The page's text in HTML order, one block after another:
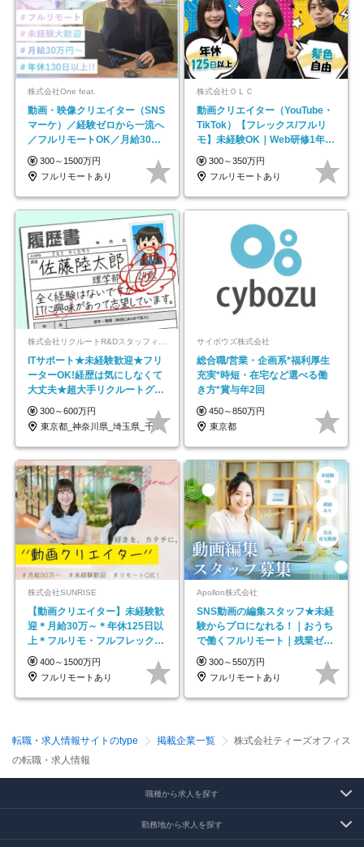
株式会社One feat.
動画・映像クリエイター（SNS
マーケ）／経験ゼロから一流へ
／フルリモートOK／月給30万
円～／年休130日以上
300～1500万円
フルリモートあり
株式会社ＯＬＣ
動画クリエイター（YouTube・
TikTok）【フレックス/フルリ
モ】未経験OK｜Web研修1年間
｜副業OK
300～350万円
フルリモートあり
株式会社リクルートR&Dスタッフィング【リクルートグループ】
ITサポート★未経験歓迎★フリ
ーターOK!経歴は気にしなくて
大丈夫★超大手リクルートグル
ープの正社員/sg
300～600万円
東京都_神奈川県_埼玉県_千葉県_大阪府…
サイボウズ株式会社
総合職/営業・企画系*福利厚生
充実*時短・在宅など選べる働
き方*賞与年2回
450～850万円
東京都
株式会社SUNRISE
【動画クリエイター】未経験歓
迎＊月給30万～＊年休125日以
上＊フルリモ・フルフレックス
◆10名の採用が決定◆
400～1500万円
フルリモートあり
Apollon株式会社
SNS動画の編集スタッフ★未経
験からプロになれる！｜おうち
で働くフルリモート｜残業ゼロ
で18時退勤◎
300～550万円
フルリモートあり
転職・求人情報サイトのtype 掲載企業一覧
株式会社ティーズオフィス
の転職・求人情報
職種から求人を探す
勤務地から求人を探す